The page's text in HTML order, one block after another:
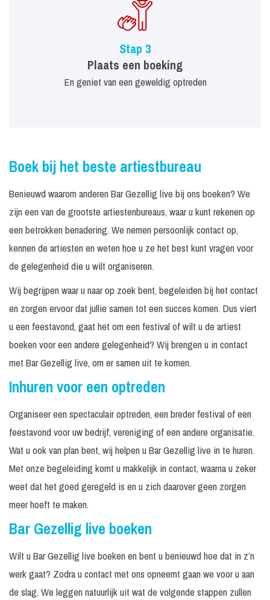
Stap 3
Plaats een boeking
En geniet van een geweldig optreden
Boek bij het beste artiestbureau
Benieuwd waarom anderen Bar Gezellig live bij ons boeken? We
zijn een van de grootste artiestenbureaus, waar u kunt rekenen op
een betrokken benadering. We nemen persoonlijk contact op,
kennen de artiesten en weten hoe u ze het best kunt vragen voor
de gelegenheid die u wilt organiseren.
Wij begrijpen waar u naar op zoek bent, begeleiden bij het contact
en zorgen ervoor dat jullie samen tot een succes komen. Dus viert
u een feestavond, gaat het om een festival of wilt u de artiest
boeken voor een andere gelegenheid? Wij brengen u in contact
met Bar Gezellig live, om er samen uit te komen.
Inhuren voor een optreden
Organiseer een spectaculair optreden, een breder festival of een
feestavond voor uw bedrijf, vereniging of een andere organisatie.
Wat u ook van plan bent, wij helpen u Bar Gezellig live in te huren.
Met onze begeleiding komt u makkelijk in contact, waarna u zeker
weet dat het goed geregeld is en u zich daarover geen zorgen
meer hoeft te maken.
Bar Gezellig live boeken
Wilt u Bar Gezellig live boeken en bent u benieuwd hoe dat in z’n
werk gaat? Zodra u contact met ons opneemt gaan we voor u aan
de slag. We leggen natuurlijk uit wat de volgende stappen zullen